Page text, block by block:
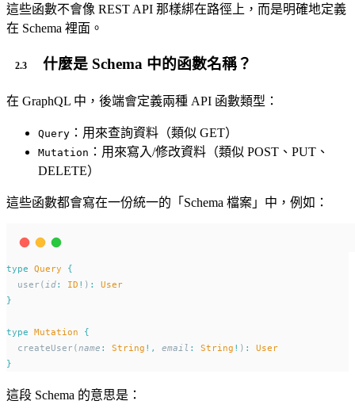
這些函數不會像 REST API 那樣綁在路徑上，而是明確地定義
在 Schema 裡面。
什麼是 Schema 中的函數名稱？
在 GraphQL 中，後端會定義兩種 API 函數類型：
Query ：用來查詢資料（類似 GET）
Mutation ：用來寫入/修改資料（類似 POST、PUT、
DELETE）
這些函數都會寫在一份統一的「Schema 檔案」中，例如：
type Query
{
  user(
id: ID ! ) :
User
}
type Mutation
{
  createUser(
name : String !, email : String ! ) :
User
}
這段 Schema 的意思是：